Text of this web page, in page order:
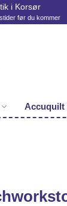
i Korsør
før du kommer
Accuquilt